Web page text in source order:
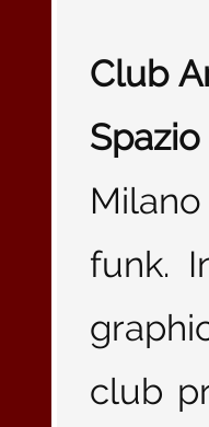
Club
funk.
club